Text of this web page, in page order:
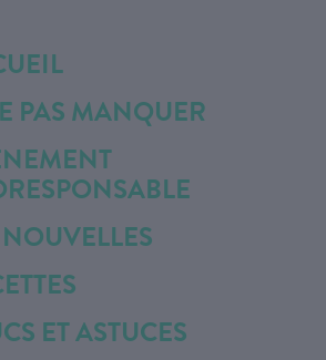
PAS MANQUER
ET ASTUCES